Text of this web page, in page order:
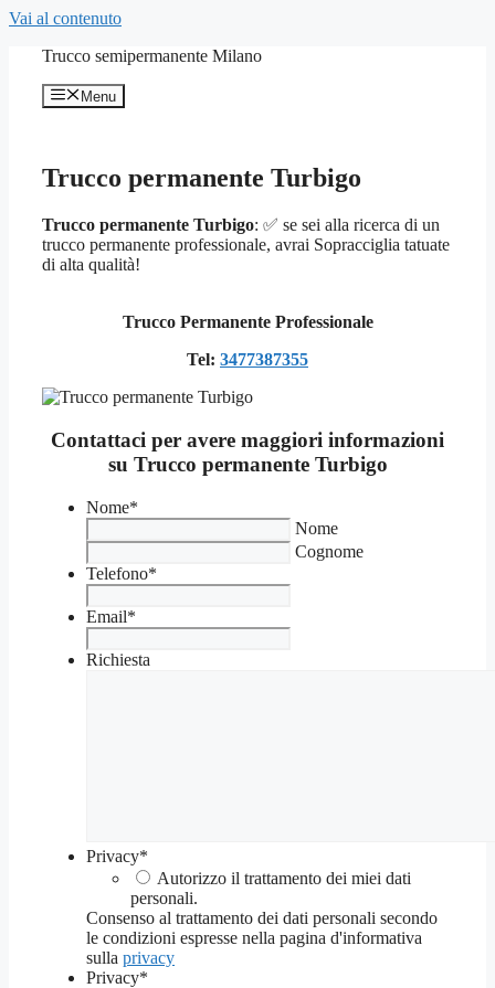
Vai al contenuto
Trucco semipermanente Milano
Menu
Trucco permanente Turbigo
Trucco permanente Turbigo: ✅ se sei alla ricerca di un
trucco permanente professionale, avrai Sopracciglia tatuate
di alta qualità!
Trucco Permanente Professionale
Tel: 3477387355
Contattaci per avere maggiori informazioni
su Trucco permanente Turbigo
Nome*
Nome
Cognome
Telefono*
Email*
Richiesta
Privacy*
Autorizzo il trattamento dei miei dati
personali.
Consenso al trattamento dei dati personali secondo
le condizioni espresse nella pagina d'informativa
sulla privacy
Privacy*